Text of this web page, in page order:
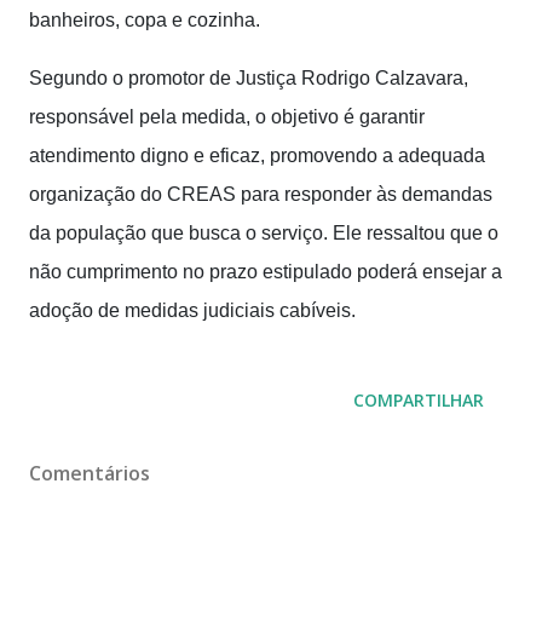
banheiros, copa e cozinha.
Segundo o promotor de Justiça Rodrigo Calzavara,
responsável pela medida, o objetivo é garantir
atendimento digno e eficaz, promovendo a adequada
organização do CREAS para responder às demandas
da população que busca o serviço. Ele ressaltou que o
não cumprimento no prazo estipulado poderá ensejar a
adoção de medidas judiciais cabíveis.
COMPARTILHAR
Comentários